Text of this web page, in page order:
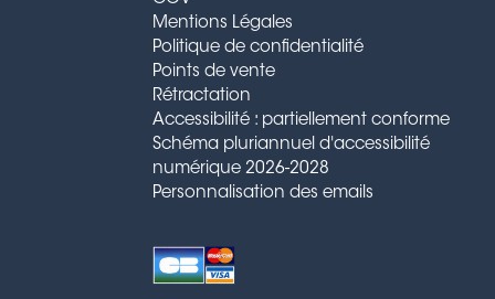
Mentions Légales
Politique de confidentialité
Points de vente
Rétractation
Accessibilité : partiellement conforme
Schéma pluriannuel d'accessibilité
numérique 2026-2028
Personnalisation des emails